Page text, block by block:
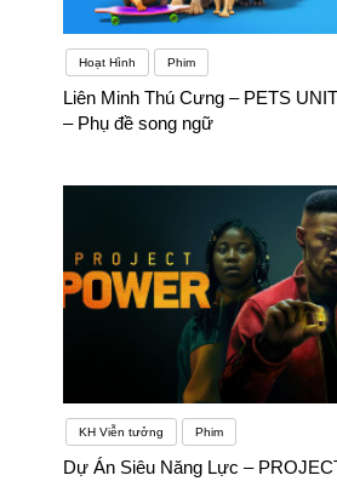
Hoạt Hình Phim
Liên Minh Thú Cưng – PETS
– Phụ đề song ngữ
KH Viễn tưởng Phim
Dự Án Siêu Năng Lực –